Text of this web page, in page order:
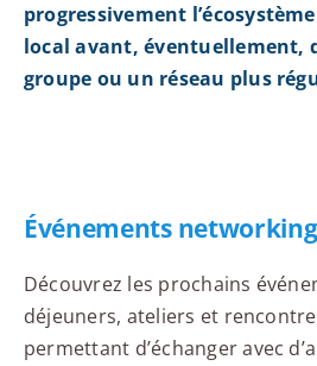
progressivement
local avant, éventuellement,
groupe ou un réseau plus
Événements
Découvrez les prochains
déjeuners, ateliers et
permettant d’échanger avec